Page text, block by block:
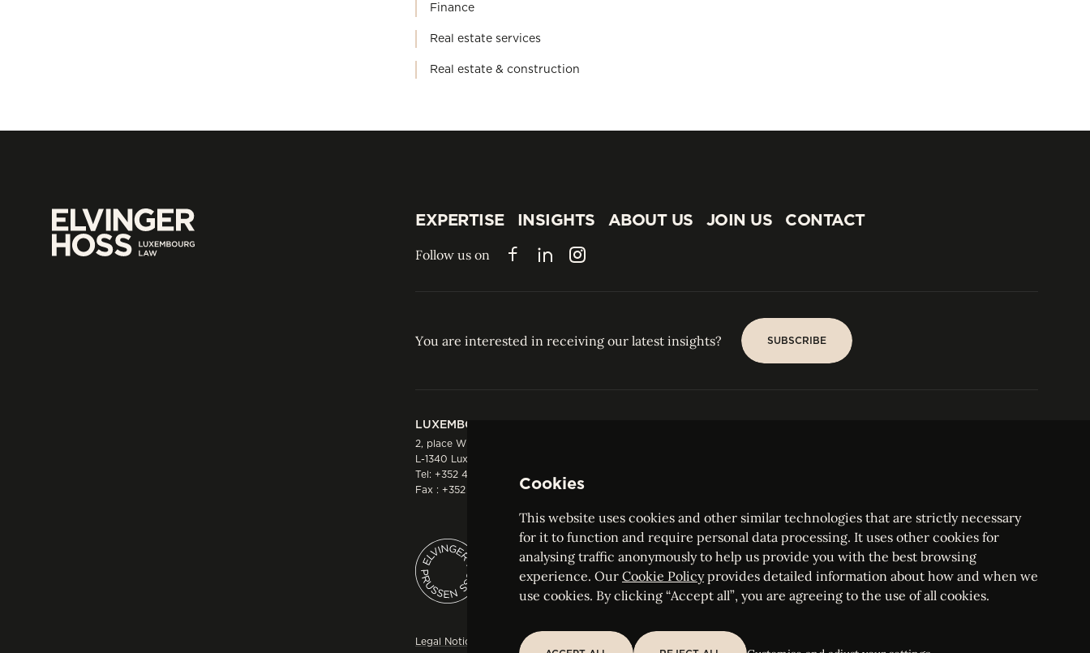
Finance
Real estate services
Real estate & construction
EXPERTISE
INSIGHTS
INSIGHTS
ABOUT US
JOIN US
CONTACT
Follow us on FacebookLinkedInInstagram
You are interested in receiving our latest insights? SUBSCRIBE
LUXEMBOURG
2, place Winston Churchill
L-1340 Luxembourg
Tel: +352 44 66 44 0
Fax : +352 44 22 55
ELVINGER HOSS PRUSSEN
Société anonyme, Registered with the Luxembourg Bar, RCS Luxembourg B 209469, VAT LU28861577
Legal Notice Sitemap Customise and adjust your cookie settings
Cookies
This website uses cookies and other similar technologies that are strictly necessary
for it to function and require personal data processing. It uses other cookies for
analysing traffic anonymously to help us provide you with the best browsing
experience. Our Cookie Policyprovides detailed information about how and when we
use cookies. By clicking “Accept all”, you are agreeing to the use of all cookies.